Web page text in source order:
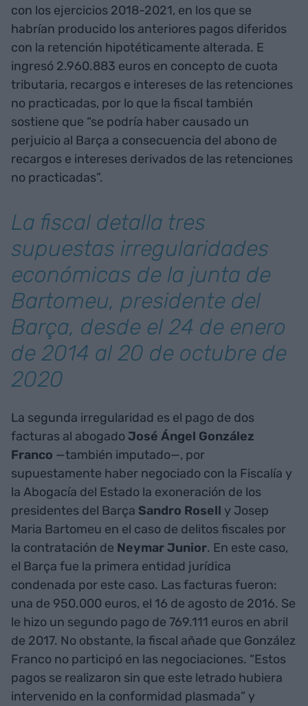
con los ejercicios 2018-2021, en los que se
habrían producido los anteriores pagos diferidos
con la retención hipotéticamente alterada. E
ingresó 2.960.883 euros en concepto de cuota
tributaria, recargos e intereses de las retenciones
no practicadas, por lo que la fiscal también
sostiene que “se podría haber causado un
perjuicio al Barça a consecuencia del abono de
recargos e intereses derivados de las retenciones
no practicadas”.
La fiscal detalla tres
supuestas irregularidades
económicas de la junta de
Bartomeu, presidente del
Barça, desde el 24 de enero
de 2014 al 20 de octubre de
2020
La segunda irregularidad es el pago de dos
facturas al abogadoJosé Ángel González
Franco —también imputado—, por
supuestamente haber negociado con la Fiscalía y
la Abogacía del Estado la exoneración de los
presidentes del Barça Sandro Rosell y Josep
Maria Bartomeu en el caso de delitos fiscales por
la contratación de Neymar Junior. En este caso,
el Barça fue la primera entidad jurídica
condenada por este caso. Las facturas fueron:
una de 950.000 euros, el 16 de agosto de 2016. Se
le hizo un segundo pago de 769.111 euros en abril
de 2017. No obstante, la fiscal añade que González
Franco no participó en las negociaciones. “Estos
pagos se realizaron sin que este letrado hubiera
intervenido en la conformidad plasmada” y